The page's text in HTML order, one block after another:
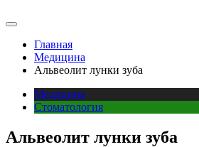
Главная
Медицина
Альвеолит лунки зуба
Медицина
Стоматология
Альвеолит лунки зуба